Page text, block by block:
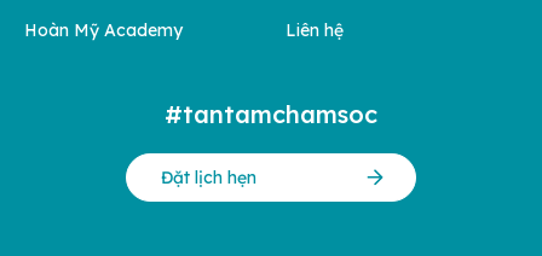
Hoàn Mỹ Academy Liên hệ
#tantamchamsoc
Đặt lịch hẹn